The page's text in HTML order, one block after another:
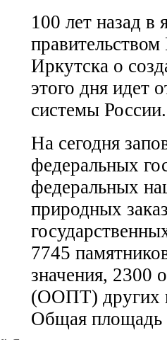
100 лет назад в
правительством
Иркутска о
этого дня идет
системы России.
На сегодня
федеральных
федеральных
природных
7745
значения, 2300
(ООПТ) других
Общая площадь